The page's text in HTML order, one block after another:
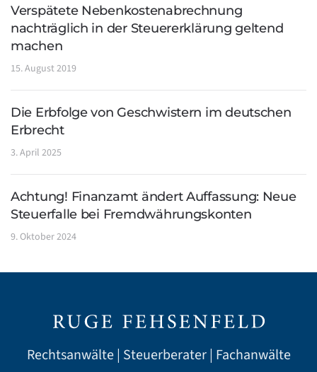
Verspätete Nebenkostenabrechnung
nachträglich in der Steuererklärung geltend
machen
15. August 2019
Die Erbfolge von Geschwistern im deutschen
Erbrecht
3. April 2025
Achtung! Finanzamt ändert Auffassung: Neue
Steuerfalle bei Fremdwährungskonten
9. Oktober 2024
Rechtsanwälte | Steuerberater | Fachanwälte